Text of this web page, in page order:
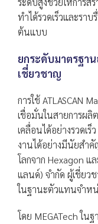
ทำได้รวดเร็วและรา
ต้นแบบ
ยกระดับมาตรฐา
เชี่ยวชาญ
การใช้ ATLASCAN
เชื่อมั่นในสายการผลิ
เคลื่อนได้อย่างรวดเ
งานได้อย่างมีนัยสำ
โลกจาก Hexagon
แลนด์) จำกัด ผู้เชี่ยว
ในฐานะตัวแทนจำห
โดย MEGATech ใน